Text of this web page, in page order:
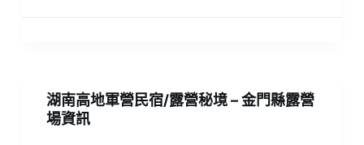
湖南高地軍營民宿/露營秘境 – 金門縣露營
場資訊